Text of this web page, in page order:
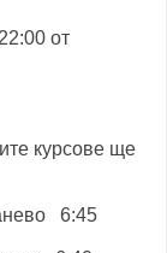
от
курсове ще
6:45